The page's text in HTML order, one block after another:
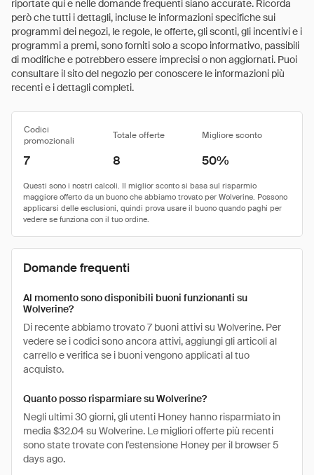
riportate qui e nelle domande frequenti siano accurate. Ricorda
però che tutti i dettagli, incluse le informazioni specifiche sui
programmi dei negozi, le regole, le offerte, gli sconti, gli incentivi e i
programmi a premi, sono forniti solo a scopo informativo, passibili
di modifiche e potrebbero essere imprecisi o non aggiornati. Puoi
consultare il sito del negozio per conoscere le informazioni più
recenti e i dettagli completi.
Codici
promozionali
Totale offerte Migliore sconto
7 8 50%
Domande frequenti
Al momento sono disponibili buoni funzionanti su
Wolverine?
Di recente abbiamo trovato 7 buoni attivi su Wolverine. Per
vedere se i codici sono ancora attivi, aggiungi gli articoli al
carrello e verifica se i buoni vengono applicati al tuo
acquisto.
Quanto posso risparmiare su Wolverine?
Negli ultimi 30 giorni, gli utenti Honey hanno risparmiato in
media $32.04 su Wolverine. Le migliori offerte più recenti
sono state trovate con l'estensione Honey per il browser 5
days ago.